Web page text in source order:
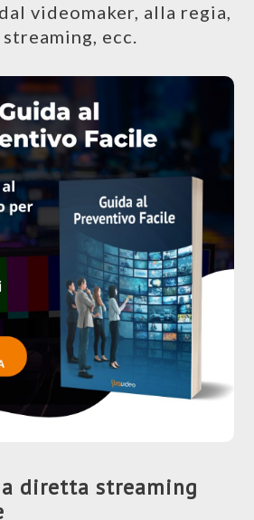
videomaker, alla regia,
ecc.
diretta streaming